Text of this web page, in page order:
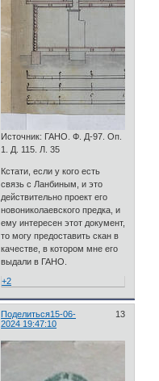
Источник: ГАНО. Ф. Д-97. Оп.
1. Д. 115. Л. 35
Кстати, если у кого есть
связь с Ланбиным, и это
действительно проект его
новониколаевского предка, и
ему интересен этот документ,
то могу предоставить скан в
качестве, в котором мне его
выдали в ГАНО.
+2
Поделиться 13
15-06-
2024 19:47:10